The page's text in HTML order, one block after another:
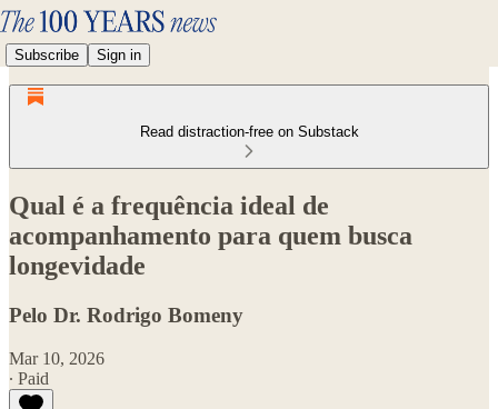
Subscribe Sign in
Read distraction-free on Substack
Qual é a frequência ideal de
acompanhamento para quem busca
longevidade
Pelo Dr. Rodrigo Bomeny
Mar 10, 2026
∙ Paid